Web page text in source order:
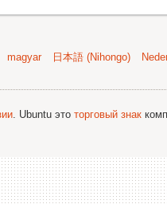
magyar 日本語 (Nihongo)
. Ubuntu это торговый знак